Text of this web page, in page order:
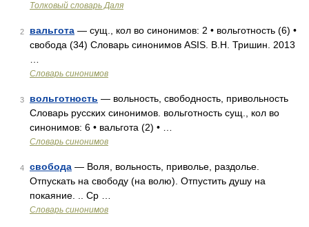
Толковый словарь Даля
2 вальгота — сущ., кол во синонимов: 2 • вольготность (6) •
свобода (34) Словарь синонимов ASIS. В.Н. Тришин. 2013
Словарь синонимов
3 вольготность — вольность, свободность, привольность
Словарь русских синонимов. вольготность сущ., кол во
синонимов: 6 • вальгота (2) • …
Словарь синонимов
4 свобода — Воля, вольность, приволье, раздолье.
Отпускать на свободу (на волю). Отпустить душу на
покаяние. .. Ср …
Словарь синонимов